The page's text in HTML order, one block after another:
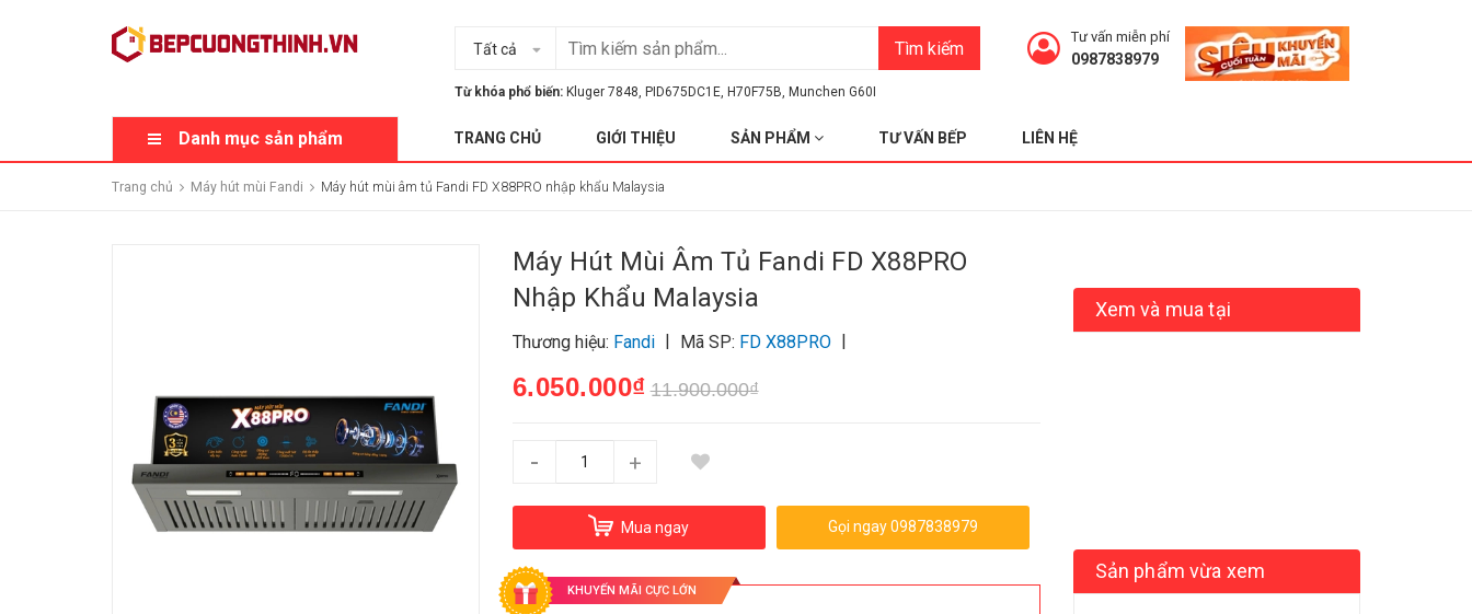
Tất cả Tìm kiếm
Từ khóa phổ biến: Kluger 7848, PID675DC1E, H70F75B, Munchen G60I
Tư vấn miễn phí
0987838979
Danh mục sản phẩm TRANG CHỦ GIỚI THIỆU SẢN PHẨM TƯ VẤN BẾP LIÊN HỆ
Trang chủ Máy hút mùi Fandi Máy hút mùi âm tủ Fandi FD X88PRO nhập khẩu Malaysia
Máy Hút Mùi Âm Tủ Fandi FD X88PRO
Nhập Khẩu Malaysia
Thương hiệu: Fandi | Mã SP: FD X88PRO |
6.050.000₫ 11.900.000₫
- +
Mua ngay Gọi ngay 0987838979
KHUYẾN MÃI CỰC LỚN
Xem và mua tại
Sản phẩm vừa xem